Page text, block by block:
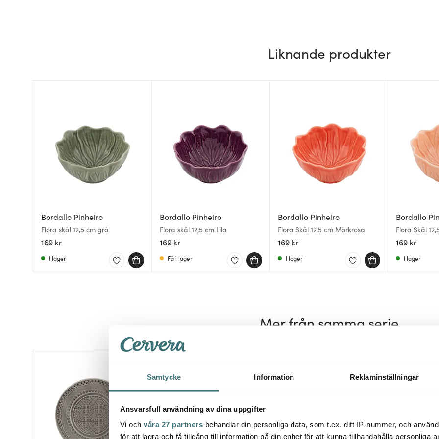
Samtycke Information Reklaminställningar
Ansvarsfull användning av dina uppgifter
Vi och våra 27 partners behandlar din personliga data, som t.ex. ditt IP-nummer, och
för att lagra och få tillgång till information på din enhet för att kunna tillhandahålla personliga
Liknande produkter
Bordallo Pinheiro
Flora skål 12,5 cm grå
169 kr
I lager
Bordallo Pinheiro
Flora skål 12,5 cm Lila
169 kr
Få i lager
Bordallo Pinheiro
Flora Skål 12,5 cm Mörkrosa
169 kr
I lager
Bordallo
Flora Skål
169 kr
I lager
Mer från samma serie